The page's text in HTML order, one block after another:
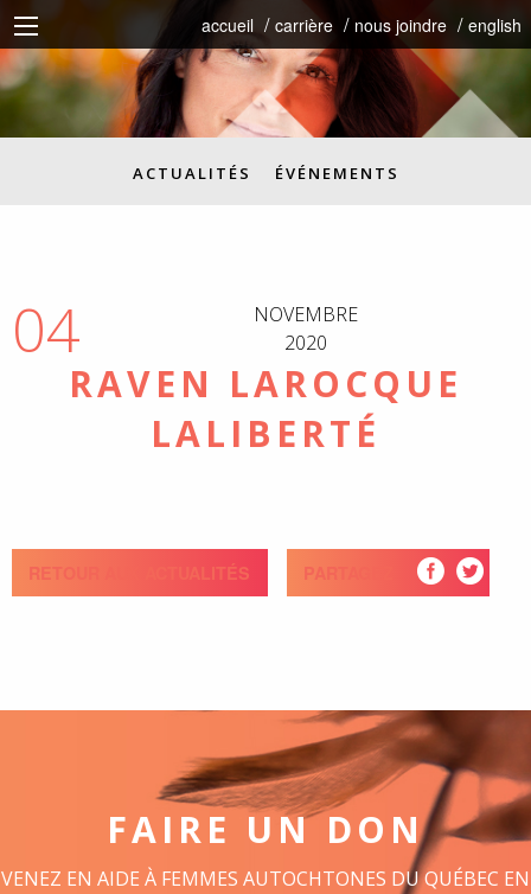
accueil carrière nous joindre english
ACTUALITÉS ÉVÉNEMENTS
04
NOVEMBRE
2020
RAVEN LAROCQUE
LALIBERTÉ
RETOUR AUX ACTUALITÉS PARTAGEZ
FAIRE UN DON
VENEZ EN AIDE À FEMMES AUTOCHTONES DU QUÉBEC EN